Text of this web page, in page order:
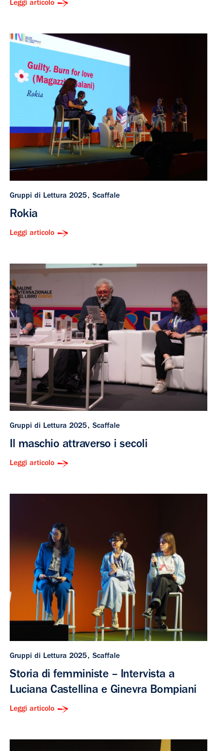
Leggi articolo
Gruppi di Lettura 2025 Scaffale
Rokia
Leggi articolo
Gruppi di Lettura 2025 Scaffale
Il maschio attraverso i secoli
Leggi articolo
Gruppi di Lettura 2025 Scaffale
Storia di femministe – Intervista a
Luciana Castellina e Ginevra Bompiani
Leggi articolo